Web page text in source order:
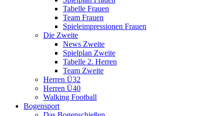
Tabelle Frauen
Team Frauen
Spieleimpressionen Frauen
Die Zweite
News Zweite
Spielplan Zweite
Tabelle 2. Herren
Team Zweite
Herren Ü32
Herren Ü40
Walking Football
Bogensport